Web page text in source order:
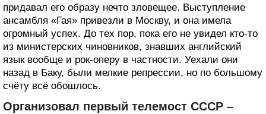
придавал его образу нечто зловещее. Выступление
ансамбля «Гая» привезли в Москву, и она имела
огромный успех. До тех пор, пока его не увидел кто-то
из министерских чиновников, знавших английский
язык вообще и рок-оперу в частности. Уехали они
назад в Баку, были мелкие репрессии, но по большому
счёту всё обошлось.
Организовал первый телемост СССР –